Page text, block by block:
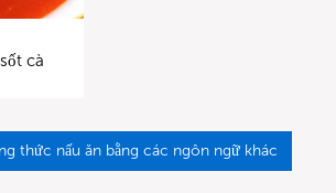
cà
thức nấu ăn bằng các ngôn ngữ khác